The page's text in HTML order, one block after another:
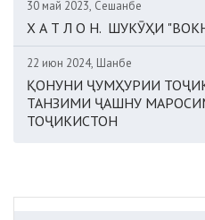
30 май 2023, Сешанбе
Х А Т Л О Н. ШУКӮҲИ
22 июн 2024, Шанбе
ҚОНУНИ ҶУМҲУРИИ
ТАНЗИМИ ҶАШНУ
ТОҶИКИСТОН